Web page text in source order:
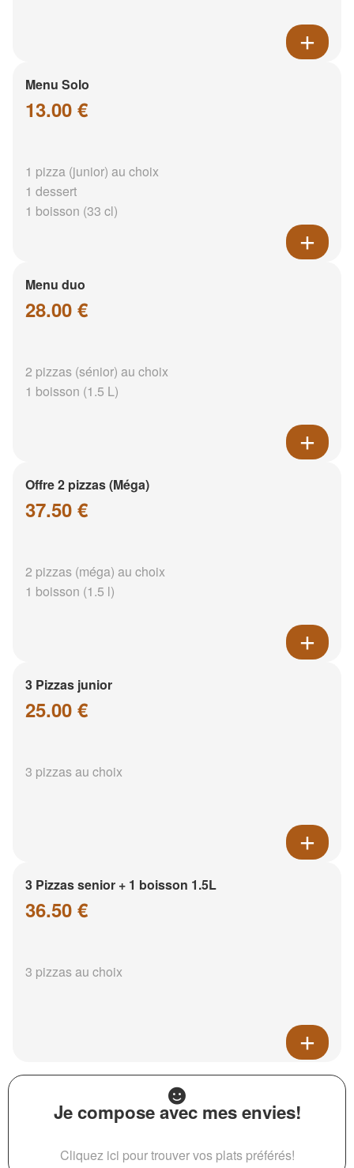
Menu Solo
13.00 €
1 pizza (junior) au choix
1 dessert
1 boisson (33 cl)
Menu duo
28.00 €
2 pizzas (sénior) au choix
1 boisson (1.5 L)
Offre 2 pizzas (Méga)
37.50 €
2 pizzas (méga) au choix
1 boisson (1.5 l)
3 Pizzas junior
25.00 €
3 pizzas au choix
3 Pizzas senior + 1 boisson 1.5L
36.50 €
3 pizzas au choix
Je compose avec mes envies!
Cliquez ici pour trouver vos plats préférés!